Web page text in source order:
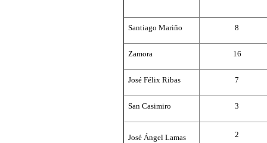
Santiago Mariño 8
Zamora 16
José Félix Ribas 7
San Casimiro 3
José Ángel Lamas 2